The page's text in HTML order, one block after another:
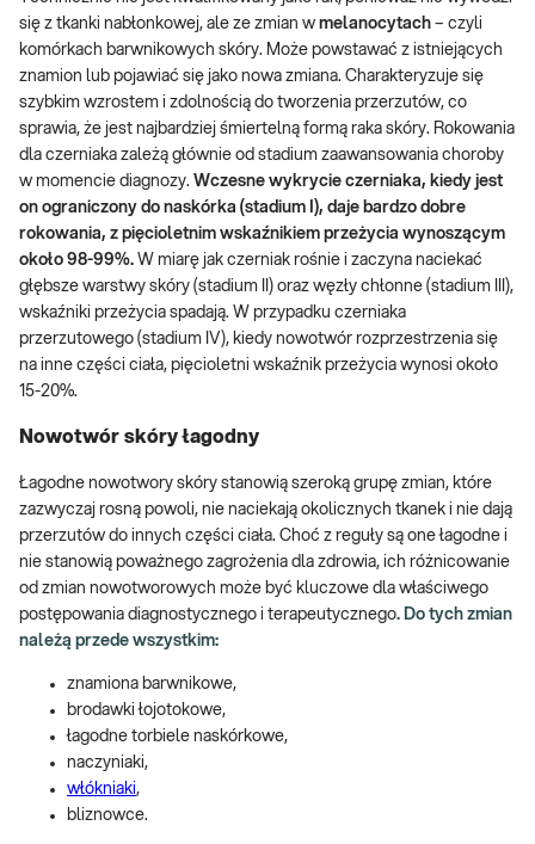
się z tkanki nabłonkowej, ale ze zmian w melanocytach – czyli
komórkach barwnikowych skóry. Może powstawać z istniejących
znamion lub pojawiać się jako nowa zmiana. Charakteryzuje się
szybkim wzrostem i zdolnością do tworzenia przerzutów, co
sprawia, że jest najbardziej śmiertelną formą raka skóry. Rokowania
dla czerniaka zależą głównie od stadium zaawansowania choroby
w momencie diagnozy. Wczesne wykrycie czerniaka, kiedy jest
on ograniczony do naskórka (stadium I), daje bardzo dobre
rokowania, z pięcioletnim wskaźnikiem przeżycia wynoszącym
około 98-99%. W miarę jak czerniak rośnie i zaczyna naciekać
głębsze warstwy skóry (stadium II) oraz węzły chłonne (stadium III),
wskaźniki przeżycia spadają. W przypadku czerniaka
przerzutowego (stadium IV), kiedy nowotwór rozprzestrzenia się
na inne części ciała, pięcioletni wskaźnik przeżycia wynosi około
15-20%.
Nowotwór skóry łagodny
Łagodne nowotwory skóry stanowią szeroką grupę zmian, które
zazwyczaj rosną powoli, nie naciekają okolicznych tkanek i nie dają
przerzutów do innych części ciała. Choć z reguły są one łagodne i
nie stanowią poważnego zagrożenia dla zdrowia, ich różnicowanie
od zmian nowotworowych może być kluczowe dla właściwego
postępowania diagnostycznego i terapeutycznego. Do tych zmian
należą przede wszystkim:
znamiona barwnikowe,
brodawki łojotokowe,
łagodne torbiele naskórkowe,
naczyniaki,
włókniaki,
bliznowce.